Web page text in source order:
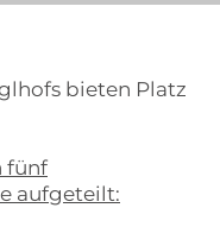
bieten Platz
fünf
aufgeteilt: